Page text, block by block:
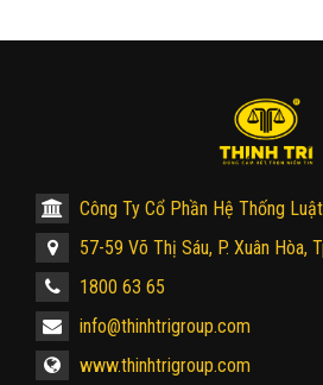
Công Ty Cổ Phần Hệ Thống
57-59 Võ Thị Sáu, P. Xuân Hòa,
1800 63 65
info@thinhtrigroup.com
www.thinhtrigroup.com